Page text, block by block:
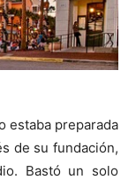
estaba preparada
de su fundación,
Bastó un solo